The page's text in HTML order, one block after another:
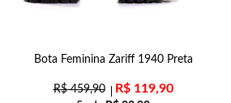
Bota Feminina Zariff 1940 Preta
R$459,90 R$119,90